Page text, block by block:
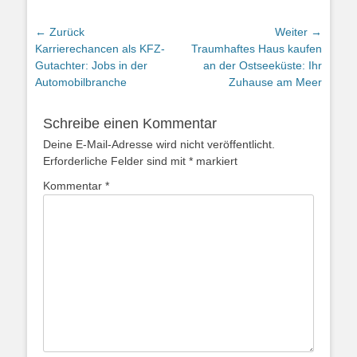
Beitragsnavigation
← Zurück
Vorheriger
Beitrag:
Karrierechancen als KFZ-
Gutachter: Jobs in der
Automobilbranche
Weiter →
Nächster
Beitrag:
Traumhaftes Haus kaufen
an der Ostseeküste: Ihr
Zuhause am Meer
Schreibe einen Kommentar
Deine E-Mail-Adresse wird nicht veröffentlicht.
Erforderliche Felder sind mit * markiert
Kommentar *